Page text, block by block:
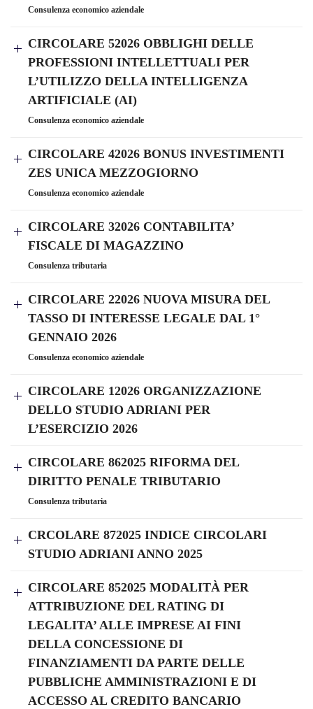
Consulenza economico aziendale
CIRCOLARE 52026 OBBLIGHI DELLE
PROFESSIONI INTELLETTUALI PER
L’UTILIZZO DELLA INTELLIGENZA
ARTIFICIALE (AI)
Consulenza economico aziendale
CIRCOLARE 42026 BONUS INVESTIMENTI
ZES UNICA MEZZOGIORNO
Consulenza economico aziendale
CIRCOLARE 32026 CONTABILITA’
FISCALE DI MAGAZZINO
Consulenza tributaria
CIRCOLARE 22026 NUOVA MISURA DEL
TASSO DI INTERESSE LEGALE DAL 1°
GENNAIO 2026
Consulenza economico aziendale
CIRCOLARE 12026 ORGANIZZAZIONE
DELLO STUDIO ADRIANI PER
L’ESERCIZIO 2026
CIRCOLARE 862025 RIFORMA DEL
DIRITTO PENALE TRIBUTARIO
Consulenza tributaria
CRCOLARE 872025 INDICE CIRCOLARI
STUDIO ADRIANI ANNO 2025
CIRCOLARE 852025 MODALITÀ PER
ATTRIBUZIONE DEL RATING DI
LEGALITA’ ALLE IMPRESE AI FINI
DELLA CONCESSIONE DI
FINANZIAMENTI DA PARTE DELLE
PUBBLICHE AMMINISTRAZIONI E DI
ACCESSO AL CREDITO BANCARIO